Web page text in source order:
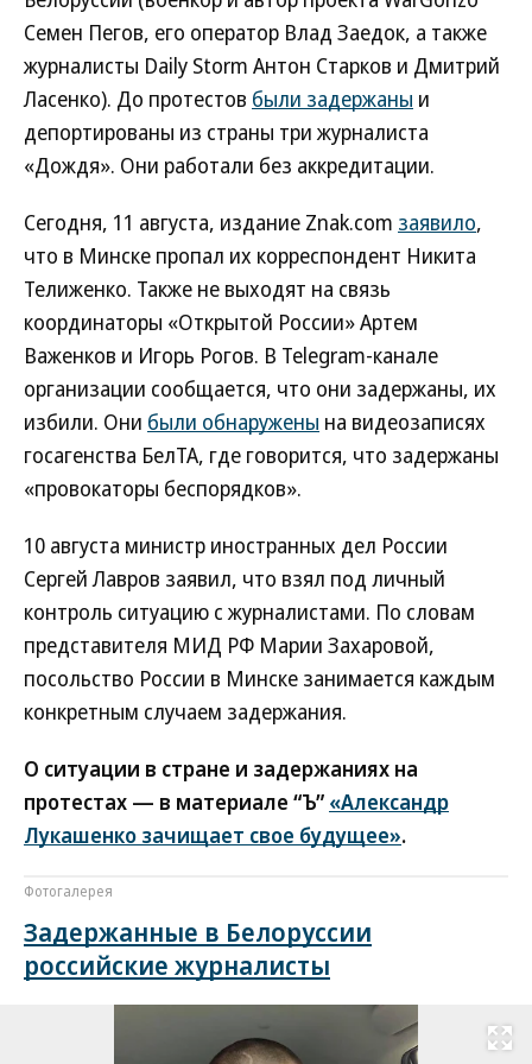
Семен Пегов, его оператор Влад Заедок, а также
журналисты Daily Storm Антон Старков и Дмитрий
Ласенко). До протестов были задержаны и
депортированы из страны три журналиста
«Дождя». Они работали без аккредитации.
Сегодня, 11 августа, издание Znak.com заявило,
что в Минске пропал их корреспондент Никита
Телиженко. Также не выходят на связь
координаторы «Открытой России» Артем
Важенков и Игорь Рогов. В Telegram-канале
организации сообщается, что они задержаны, их
избили. Они были обнаружены на видеозаписях
госагенства БелТА, где говорится, что задержаны
«провокаторы беспорядков».
10 августа министр иностранных дел России
Сергей Лавров заявил, что взял под личный
контроль ситуацию с журналистами. По словам
представителя МИД РФ Марии Захаровой,
посольство России в Минске занимается каждым
конкретным случаем задержания.
О ситуации в стране и задержаниях на
протестах — в материале “Ъ” «Александр
Лукашенко зачищает свое будущее».
Фотогалерея
Задержанные в Белоруссии
российские журналисты
Развернуть